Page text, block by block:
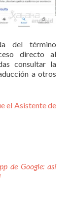
del término
directo al
consultar la
a otros
el Asistente de
de Google: así